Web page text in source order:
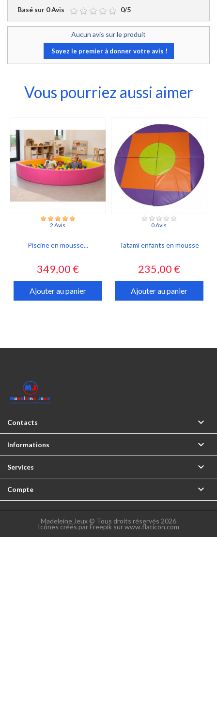
Basé sur 0Avis - 0/5
Aucun avis sur le produit
Soyez le premier à donner votre avis !
Vous pourriez aussi aimer
2 Avis
Piscine en mousse...
Prix
349,00 €
Ajouter au panier
0 Avis
Tatami enfants en mousse
Prix
235,00 €
Ajouter au panier
 
Contacts 
Informations 
Services 
Compte 
Madeleine Jeux © Tous droits réservés 2026
Icônes créés par Freepik sur www.flaticon.com